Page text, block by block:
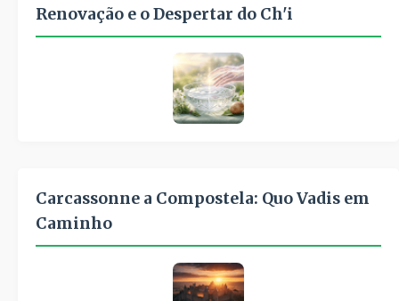
Renovação e o Despertar do Ch'i
Carcassonne a Compostela: Quo Vadis em
Caminho